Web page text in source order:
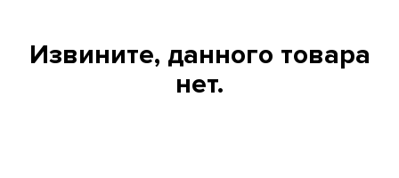
Извините, данного товара
нет.